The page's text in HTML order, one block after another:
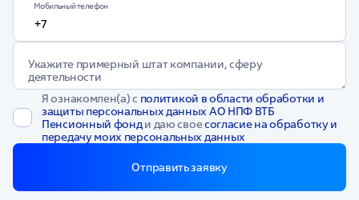
Мобильный телефон
Укажите примерный штат компании, сферу
деятельности
Я ознакомлен(а) с политикой в области обработки и
защиты персональных данных АО НПФ ВТБ
Пенсионный фонди даю своесогласие на обработку и
передачу моих персональных данных
Отправить заявку